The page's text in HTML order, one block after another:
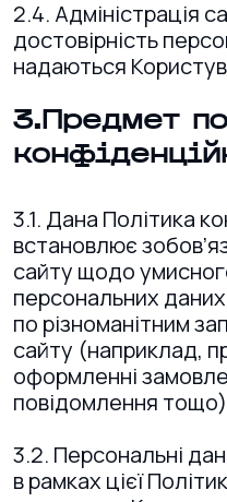
2.4. Адміністрація
достовірність
надаються
3.Предмет
3.1. Дана Політика
встановлює
сайту щодо
персональних
по різноманітним
сайту (наприклад,
оформленні
повідомлення
3.2. Персональні
в рамках цієї